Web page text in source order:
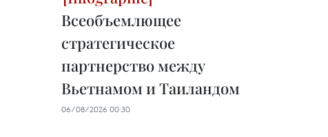
Всеобъемлющее
стратегическое
партнерство между
Вьетнамом и Таиландом
06/08/2026 00:30